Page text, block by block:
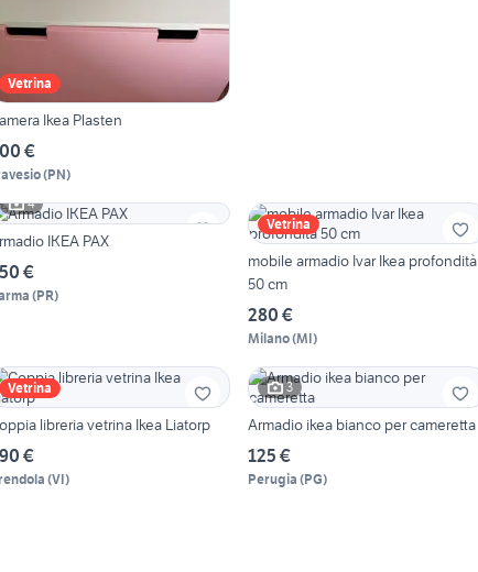
Vetrina
Ikea Plasten
€
(PN)
4
IKEA PAX
€
(PR)
Vetrina
mobile armadio Ivar Ikea profondità
50 cm
280 €
Milano(MI)
Vetrina
libreria vetrina Ikea Liatorp
€
(VI)
3
Armadio ikea bianco per cameretta
125 €
Perugia (PG)